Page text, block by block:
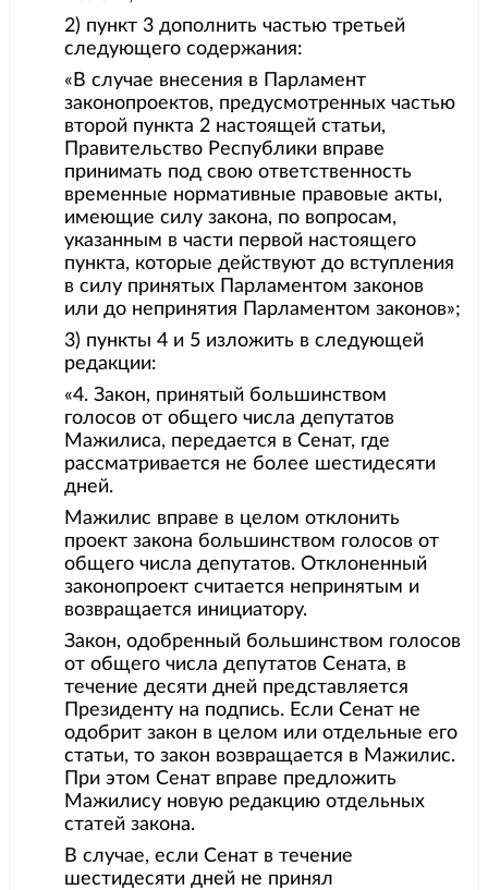
2) пункт 3 дополнить частью третьей
следующего содержания:
«В случае внесения в Парламент
законопроектов, предусмотренных частью
второй пункта 2 настоящей статьи,
Правительство Республики вправе
принимать под свою ответственность
временные нормативные правовые акты,
имеющие силу закона, по вопросам,
указанным в части первой настоящего
пункта, которые действуют до вступления
в силу принятых Парламентом законов
или до непринятия Парламентом законов»;
3) пункты 4 и 5 изложить в следующей
редакции:
«4. Закон, принятый большинством
голосов от общего числа депутатов
Мажилиса, передается в Сенат, где
рассматривается не более шестидесяти
дней.
Мажилис вправе в целом отклонить
проект закона большинством голосов от
общего числа депутатов. Отклоненный
законопроект считается непринятым и
возвращается инициатору.
Закон, одобренный большинством голосов
от общего числа депутатов Сената, в
течение десяти дней представляется
Президенту на подпись. Если Сенат не
одобрит закон в целом или отдельные его
статьи, то закон возвращается в Мажилис.
При этом Сенат вправе предложить
Мажилису новую редакцию отдельных
статей закона.
В случае, если Сенат в течение
шестидесяти дней не принял